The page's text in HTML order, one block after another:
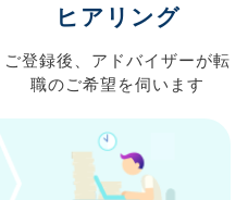
ヒアリング
ご登録後、 アドバイザーが転
職のご希望を伺います